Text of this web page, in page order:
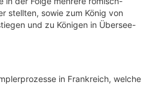
stellten, sowie zum König von
und zu Königen in Übersee-
in Frankreich, welche